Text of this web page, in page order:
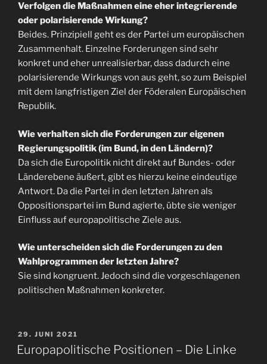
Verfolgen die Maßnahmen eine eher integrierende
oder polarisierende Wirkung?
Beides. Prinzipiell geht es der Partei um europäischen
Zusammenhalt. Einzelne Forderungen sind sehr
konkret und eher unrealisierbar, dass dadurch eine
polarisierende Wirkungs von aus geht, so zum Beispiel
mit dem langfristigen Ziel der Föderalen Europäischen
Republik.
Wie verhalten sich die Forderungen zur eigenen
Regierungspolitik (im Bund, in den Ländern)?
Da sich die Europolitik nicht direkt auf Bundes- oder
Länderebene äußert, gibt es hierzu keine eindeutige
Antwort. Da die Partei in den letzten Jahren als
Oppositionspartei im Bund agierte, übte sie weniger
Einfluss auf europapolitische Ziele aus.
Wie unterscheiden sich die Forderungen zu den
Wahlprogrammen der letzten Jahre?
Sie sind kongruent. Jedoch sind die vorgeschlagenen
politischen Maßnahmen konkreter.
VERÖFFENTLICHT
AM
29. JUNI 2021
Europapolitische Positionen – Die Linke